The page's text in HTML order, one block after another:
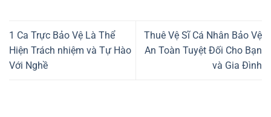
1 Ca Trực Bảo Vệ Là Thể
Hiện Trách nhiệm và Tự Hào
Với Nghề
Thuê Vệ Sĩ Cá Nhân Bảo Vệ
An Toàn Tuyệt Đối Cho Bạn
và Gia Đình